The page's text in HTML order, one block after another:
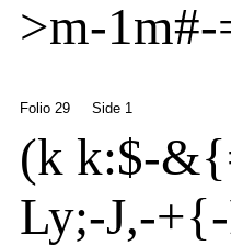
>m-1m#-
Folio 29 Side 1
(k k:$-&{
Ly;-J,-+{